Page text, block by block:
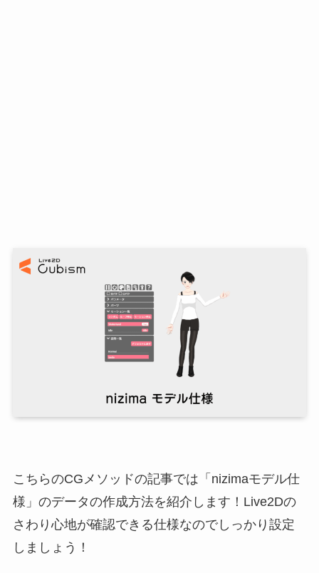
こちらのCGメソッドの記事では「nizimaモデル仕
様」のデータの作成方法を紹介します！Live2Dの
さわり心地が確認できる仕様なのでしっかり設定
しましょう！